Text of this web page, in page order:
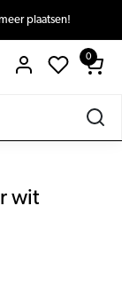
plaatsen!
0
wit